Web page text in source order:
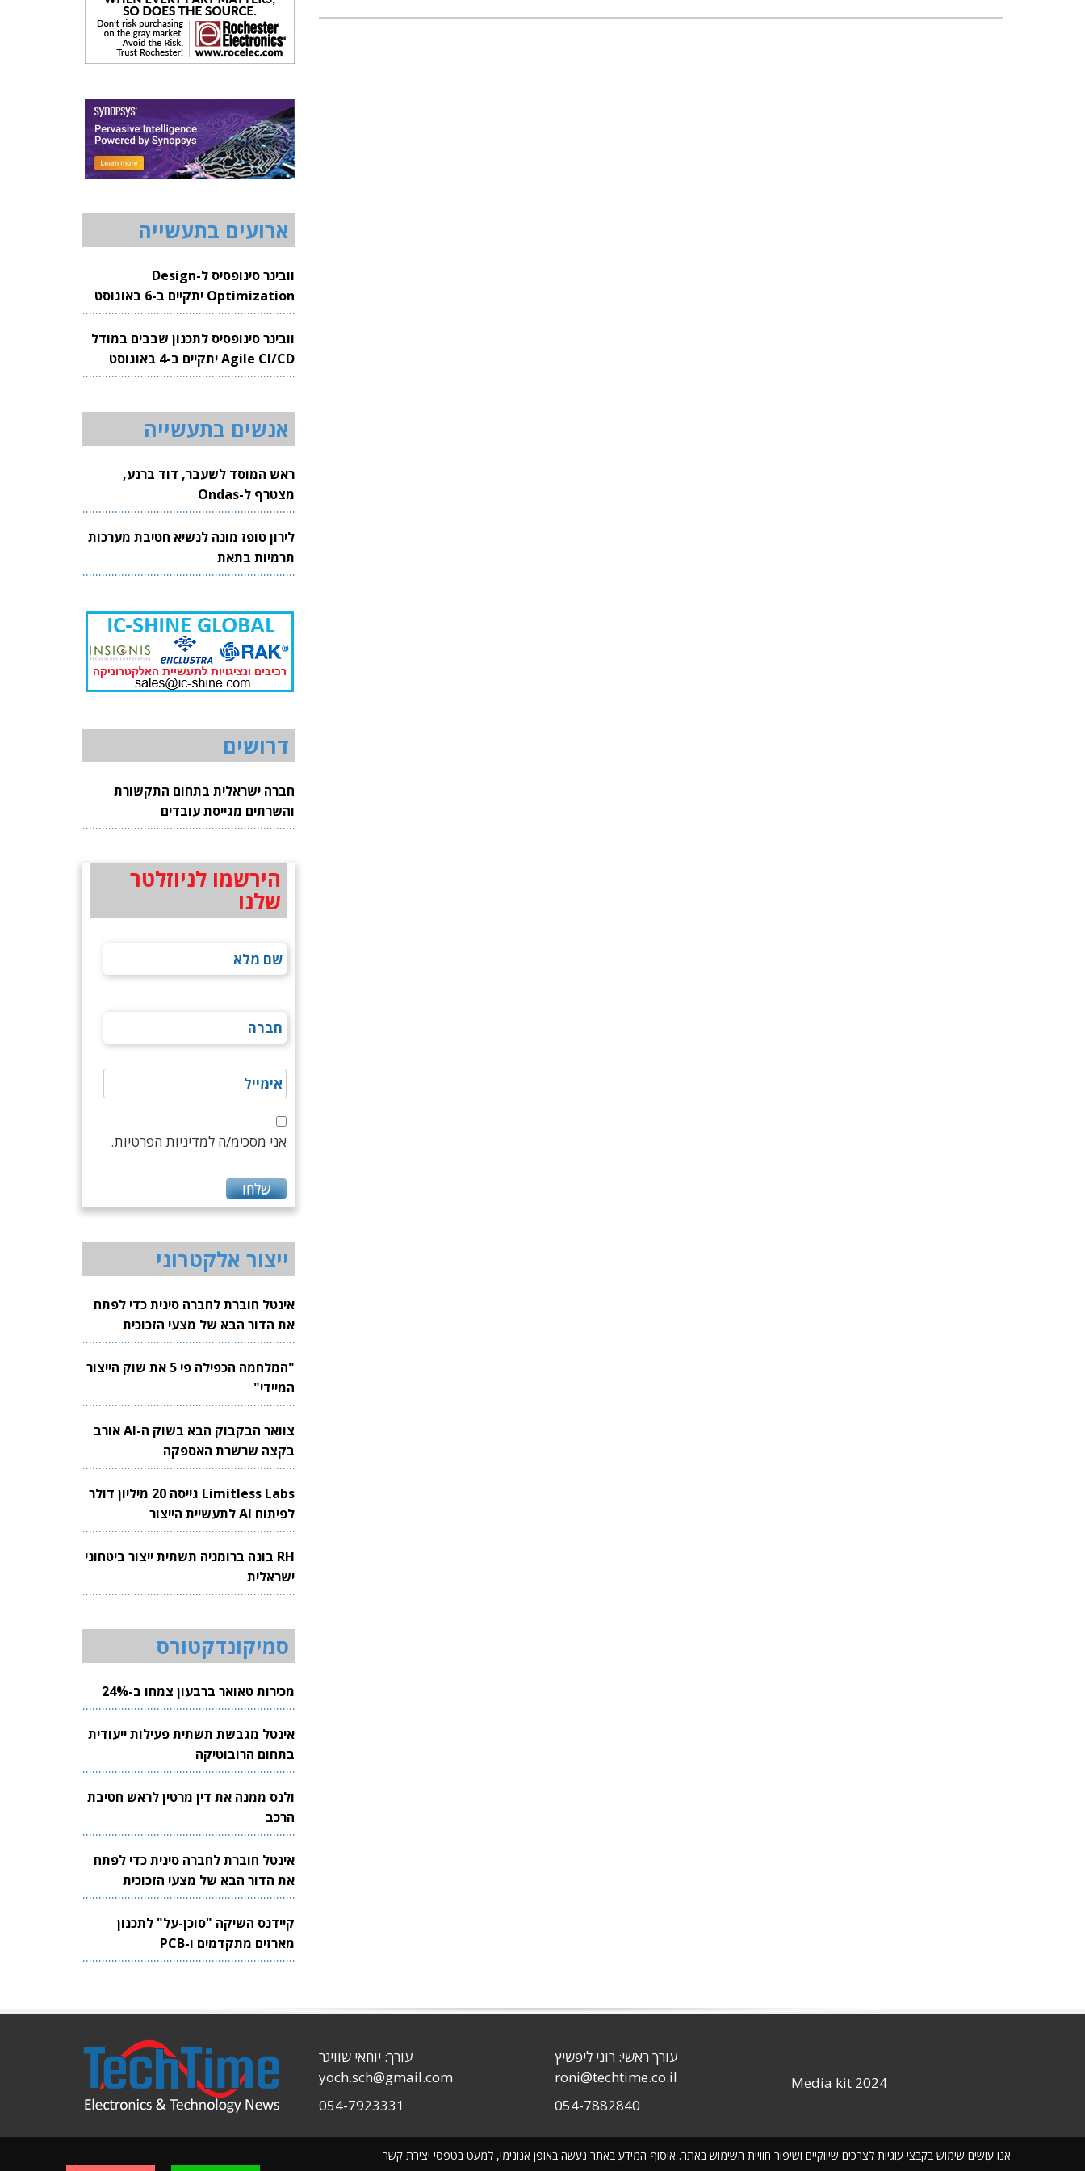
ארועים בתעשייה
וובינר סינופסיס ל-Design
Optimization יתקיים ב-6 באוגוסט
2026
וובינר סינופסיס לתכנון שבבים במודל
Agile CI/CD יתקיים ב-4 באוגוסט
2026
אנשים בתעשייה
ראש המוסד לשעבר, דוד ברנע,
מצטרף ל-Ondas
לירון טופז מונה לנשיא חטיבת מערכות
תרמיות בתאת
דרושים
חברה ישראלית בתחום התקשורת
והשרתים מגייסת עובדים
הירשמו לניוזלטר
שלנו
אני מסכימ/ה למדיניות הפרטיות.
ייצור אלקטרוני
אינטל חוברת לחברה סינית כדי לפתח
את הדור הבא של מצעי הזכוכית
לשבבים
"המלחמה הכפילה פי 5 את שוק הייצור
המיידי"
צוואר הבקבוק הבא בשוק ה-AI אורב
בקצה שרשרת האספקה
Limitless Labs גייסה 20 מיליון דולר
לפיתוח AI לתעשיית הייצור
RH בונה ברומניה תשתית ייצור ביטחוני
ישראלית
סמיקונדקטורס
מכירות טאואר ברבעון צמחו ב-24%
אינטל מגבשת תשתית פעילות ייעודית
בתחום הרובוטיקה
ולנס ממנה את דין מרטין לראש חטיבת
הרכב
אינטל חוברת לחברה סינית כדי לפתח
את הדור הבא של מצעי הזכוכית
לשבבים
קיידנס השיקה "סוכן-על" לתכנון
מארזים מתקדמים ו-PCB
אנו עושים שימוש בקבצי עוגיות לצרכים שיווקיים ושיפור חוויית השימוש באתר. איסוף המידע באתר נעשה באופן אנונימי, למעט בטפסי יצירת קשר
Media kit 2024
עורך ראשי: רוני ליפשיץ
roni@techtime.co.il
054-7882840
עורך: יוחאי שוויגר
yoch.sch@gmail.com
054-7923331